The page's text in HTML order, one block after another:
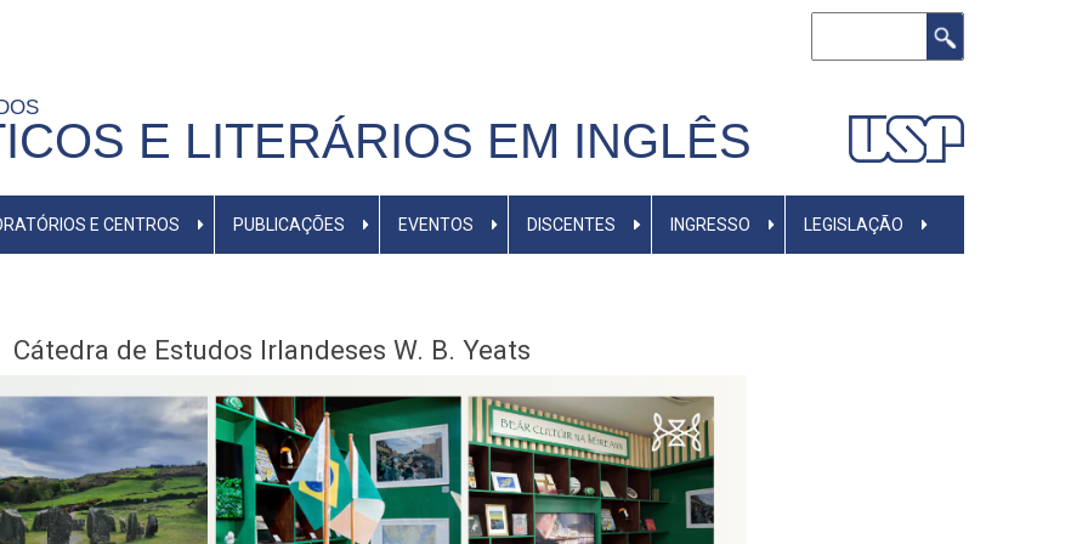
E LITERÁRIOS EM INGLÊS
E CENTROS PUBLICAÇÕES EVENTOS DISCENTES INGRESSO LEGISLAÇÃO
Cátedra de Estudos Irlandeses W. B. Yeats